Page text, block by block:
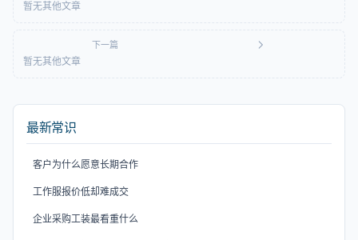
暂无其他文章
下一篇
暂无其他文章
最新常识
客户为什么愿意长期合作
工作服报价低却难成交
企业采购工装最看重什么